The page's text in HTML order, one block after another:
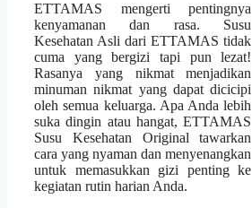
ETTAMAS mengerti pentingnya
kenyamanan dan rasa. Susu
Kesehatan Asli dari ETTAMAS tidak
cuma yang bergizi tapi pun lezat!
Rasanya yang nikmat menjadikan
minuman nikmat yang dapat dicicipi
oleh semua keluarga. Apa Anda lebih
suka dingin atau hangat, ETTAMAS
Susu Kesehatan Original tawarkan
cara yang nyaman dan menyenangkan
untuk memasukkan gizi penting ke
kegiatan rutin harian Anda.